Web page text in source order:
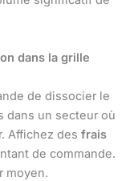
dans la grille
de dissocier le
dans un secteur où
Affichez des frais
de commande.
moyen.